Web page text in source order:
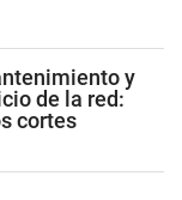
y
de la red:
cortes